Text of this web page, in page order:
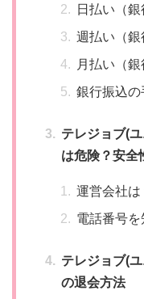
日払い（
週払い（
月払い（
銀行振込の
テレジョブ(
は危険？安全
運営会社は
電話番号
テレジョブ(
の退会方法